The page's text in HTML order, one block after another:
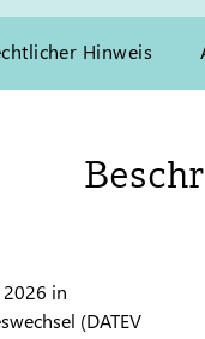
Hinweis
in
(DATEV